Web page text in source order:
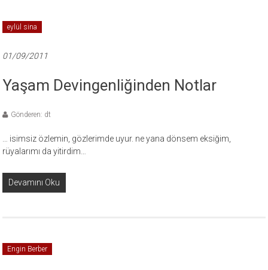
eylül sina
01/09/2011
Yaşam Devingenliğinden Notlar
Gönderen: dt
… isimsiz özlemin, gözlerimde uyur. ne yana dönsem eksiğim,
rüyalarımı da yitirdim…
Devamını Oku
Engin Berber